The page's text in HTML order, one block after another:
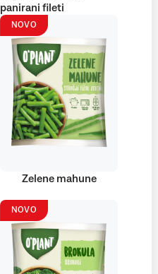
panirani fileti
NOVO
Zelene mahune
NOVO